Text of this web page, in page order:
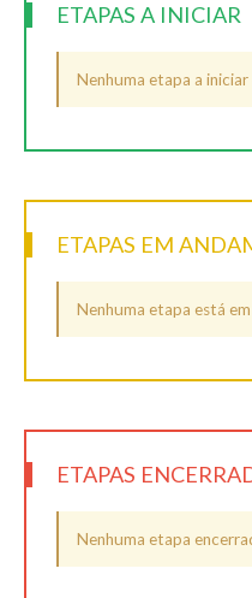
ETAPAS A INICIAR
Nenhuma etapa a
ETAPAS EM
Nenhuma etapa está
ETAPAS
Nenhuma etapa